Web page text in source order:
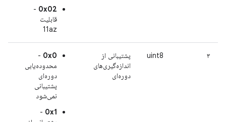
0x02
-
قابلیت
11az
۳ uint8
پشتیبانی از
اندازه‌گیری‌های
دوره‌ای
0x0
-
محدوده‌یابی
دوره‌ای
پشتیبانی
نمی‌شود
0x1
-